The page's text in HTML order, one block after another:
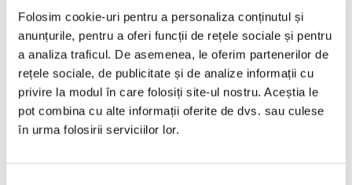
Folosim cookie-uri pentru a personaliza conținutul și
anunțurile, pentru a oferi funcții de rețele sociale și pentru
a analiza traficul. De asemenea, le oferim partenerilor de
rețele sociale, de publicitate și de analize informații cu
privire la modul în care folosiți site-ul nostru. Aceștia le
pot combina cu alte informații oferite de dvs. sau culese
în urma folosirii serviciilor lor.
Prezentare
SET LA PERLE de 6 pahare de șampanie din otel
inoxidabil cu decor auriu
Paharele de șampanie se disting printr-un design
frumos, modern. Setul de șampanie La Perle din oțel